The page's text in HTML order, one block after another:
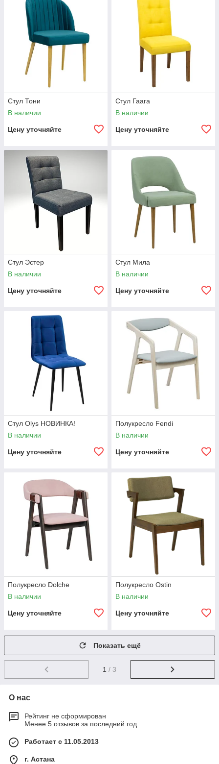
Стул Тони
В наличии
Цену уточняйте
Стул Гаага
В наличии
Цену уточняйте
Стул Эстер
В наличии
Цену уточняйте
Стул Мила
В наличии
Цену уточняйте
Cтул Olys НОВИНКА!
В наличии
Цену уточняйте
Полукресло Fendi
В наличии
Цену уточняйте
Полукресло Dolche
В наличии
Цену уточняйте
Полукресло Ostin
В наличии
Цену уточняйте
Показать ещё
1 / 3
О нас
Рейтинг не сформирован
Менее 5 отзывов за последний год
Работает с 11.05.2013
г. Астана